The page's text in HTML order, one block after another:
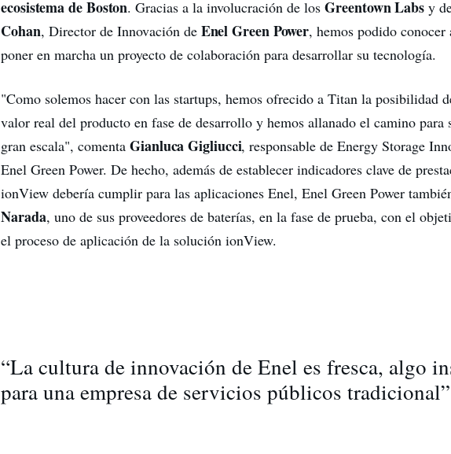
ecosistema de Boston. Gracias a la involucración de losGreentown Labs y
Cohan, Director de Innovación de Enel Green Power, hemos podido
poner en marcha un proyecto de colaboración para desarrollar su tecnología.
"Como solemos hacer con las startups, hemos ofrecido a Titan la posibilidad
valor real del producto en fase de desarrollo y hemos allanado el camino para
gran escala", comentaGianluca Gigliucci, responsable de Energy Storage
Enel Green Power. De hecho, además de establecer indicadores clave de
ionView debería cumplir para las aplicaciones Enel, Enel Green Power
Narada, uno de sus proveedores de baterías, en la fase de prueba, con el
el proceso de aplicación de la solución ionView.
“La cultura de innovación de Enel es fresca, algo
para una empresa de servicios públicos tradicional”